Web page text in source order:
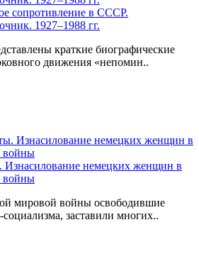
сопротивление в СССР.
1927–1988 гг.
краткие биографические
движения «непомин..
Изнасилование немецких женщин в
войны
мировой войны освободившие
заставили многих..